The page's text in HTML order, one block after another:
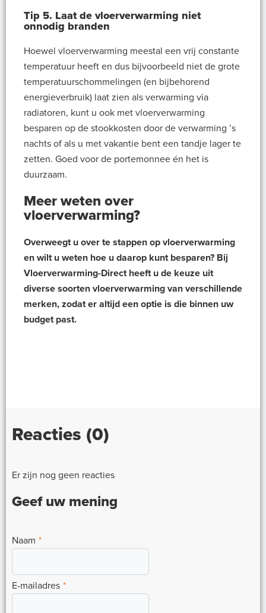
Tip 5. Laat de vloerverwarming niet
onnodig branden
Hoewel vloerverwarming meestal een vrij constante
temperatuur heeft en dus bijvoorbeeld niet de grote
temperatuurschommelingen (en bijbehorend
energieverbruik) laat zien als verwarming via
radiatoren, kunt u ook met vloerverwarming
besparen op de stookkosten door de verwarming ’s
nachts of als u met vakantie bent een tandje lager te
zetten. Goed voor de portemonnee én het is
duurzaam.
Meer weten over
vloerverwarming?
Overweegt u over te stappen op vloerverwarming
en wilt u weten hoe u daarop kunt besparen? Bij
Vloerverwarming-Direct heeft u de keuze uit
diverse soorten vloerverwarming van verschillende
merken, zodat er altijd een optie is die binnen uw
budget past.
Reacties (0)
Er zijn nog geen reacties
Geef uw mening
Naam *
E-mailadres *